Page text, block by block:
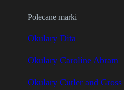
Polecane marki
Okulary Dita
Okulary Caroline Abram
Okulary Cutler and Gross